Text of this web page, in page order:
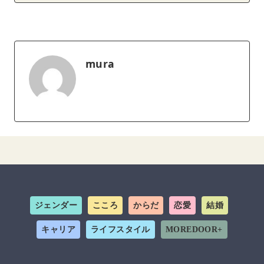
mura
ジェンダー こころ からだ 恋愛 結婚
キャリア ライフスタイル MOREDOOR+